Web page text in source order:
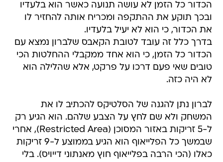
הכדור כל הזמן לא עושה תנועה כאשר הוא בלעדיו
ובכך תוקע את ההתקפה ומכריח אותה להחזיר לו
את הכדור, כי הוא לא יעיל בלעדיו.
בדרך כלל זה עובד לטובת הקאבס שלברון נמצא עם
הכדור כל הזמן, כי הוא אחד ממקבלי ההחלטות הכי
טובים שאי פעם דרכו על פרקט, אלא שהלילה הוא
לא היה כזה.
לברון נתן להגנה של הסלטיקס להכתיב לו את
המשחק ולא שם לחץ על הצבע שלהם. הוא הגיע רק
ל-5 זריקות באזור המסוכן (Restricted Area), אחרי
שבמשך כל הפלייאוף הוא הגיע בממוצע ל-9 זריקות
כאלו (הכי הרבה בפלייאוף חוץ מאנתוני דייויס). בלי